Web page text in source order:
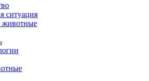
ситуация
животные